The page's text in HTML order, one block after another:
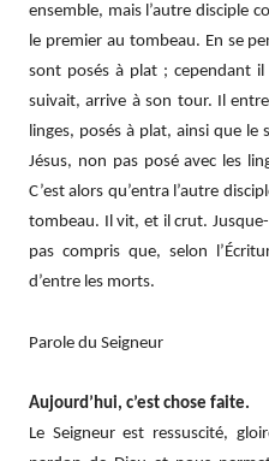
ensemble, mais l’autre disciple
le premier au tombeau. En se
sont posés à plat ; cependant il
suivait, arrive à son tour. Il
linges, posés à plat, ainsi que
Jésus, non pas posé avec les
C’est alors qu’entra l’autre
tombeau. Il vit, et il crut.
pas compris que, selon
d’entre les morts.
Parole du Seigneur
Aujourd’hui, c’est chose faite.
Le Seigneur est ressuscité,